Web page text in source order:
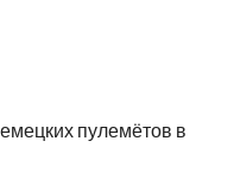
пулемётов в